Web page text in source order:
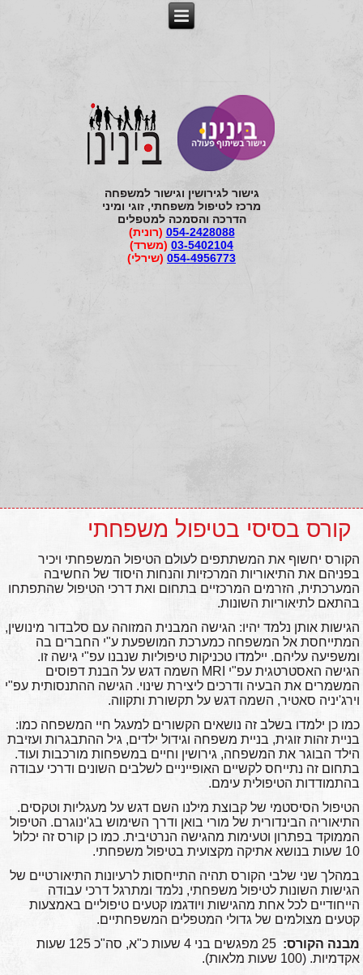
גישור לגירושין וגישור למשפחה
מרכז לטיפול משפחתי, זוגי ומיני
הדרכה והסמכה למטפלים
054-2428088 (רונית)
03-5402104 (משרד)
054-4956773 (שירלי)
קורס בסיסי בטיפול משפחתי
הקורס יחשוף את המשתתפים לעולם הטיפול המשפחתי ויכיר
בפניהם את התיאוריות המרכזיות והנחות היסוד של החשיבה
המערכתית, הזרמים המרכזיים בתחום ואת דרכי הטיפול שהתפתחו
בהתאם לתיאוריות השונות.
הגישות אותן נלמד יהיו: הגישה המבנית המזוהה עם סלבדור מינושין,
המתייחסת אל המשפחה כמערכת המושפעת ע"י החברים בה
ומשפיעה עליהם. יילמדו טכניקות טיפוליות שנבנו עפ"י גישה זו.
הגישה האסטרטגית עפ"י MRI השמה דגש על הבנת דפוסים
המשמרים את הבעיה ודרכים ליצירת שינוי. הגישה ההתנסותית עפ"י
וירג'יניה סאטיר, השמה דגש על תקשורת ותקווה.
כמו כן ילמדו בשלב זה נושאים הקשורים למעגל חיי המשפחה כמו:
בניית זהות זוגית, בניית משפחה וגידול ילדים, גיל ההתבגרות ועזיבת
הילד הבוגר את המשפחה, גירושין וחיים במשפחות מורכבות ועוד.
בתחום זה נתייחס לקשיים האופייניים לשלבים השונים ודרכי עבודה
בהתמודדות הטיפולית עימם.
הטיפול הסיסטמי של קבוצת מילנו השם דגש על מעגליות וטקסים.
התיאוריה הבינדורית של מורי בואן ודרך השימוש בג'ינוגרם. הטיפול
הממוקד בפתרון וטעימות מהגישה הנרטיבית. כמו כן קורס זה יכלול
10 שעות בנושא אתיקה מקצועית בטיפול משפחתי.
במהלך שני שלבי הקורס תהיה התייחסות לרעיונות התיאורטיים של
הגישות השונות לטיפול משפחתי, נלמד ומתרגל דרכי עבודה
הייחודיים לכל אחת מהגישות ויודגמו קטעים טיפוליים באמצעות
קטעים מצולמים של גדולי המטפלים המשפחתיים.
מבנה הקורס:
25 מפגשים בני 4 שעות כ"א, סה"כ 125 שעות
אקדמיות. (100 שעות מלאות).